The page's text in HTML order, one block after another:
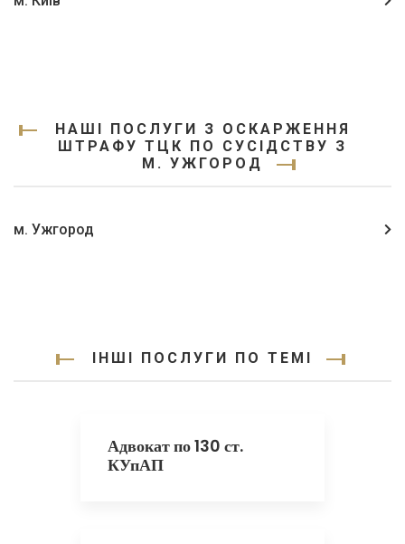
НАШІ ПОСЛУГИ З ОСКАРЖЕННЯ
ШТРАФУ ТЦК ПО СУСІДСТВУ З
М. УЖГОРОД
м. Ужгород
ІНШІ ПОСЛУГИ ПО ТЕМІ
Адвокат по 130 ст.
КУпАП